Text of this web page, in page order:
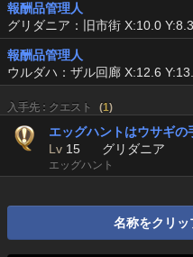
報酬品管理人
グリダニア：旧市街 X:10.0 Y:8.3
報酬品管理人
ウルダハ：ザル回廊 X:12.6
入手先 : クエスト (1)
エッグハントはウサギの
Lv 15 グリダニア
エッグハント
名称をクリ